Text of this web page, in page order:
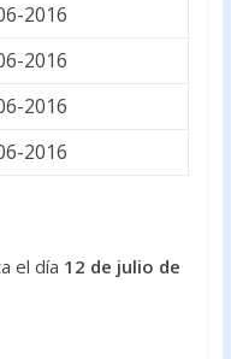
2016
2016
2016
2016
el día 12 de julio de